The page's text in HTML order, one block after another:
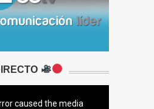
caused the media